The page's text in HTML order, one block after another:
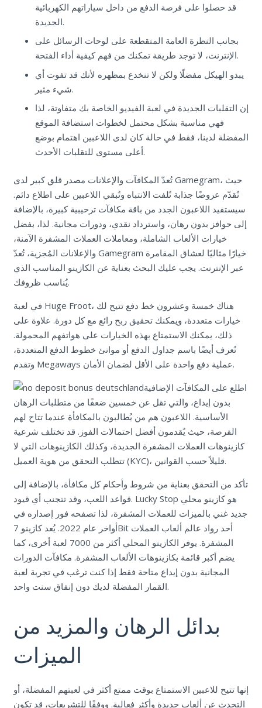
قد حصلوا على فرصة الدفع من داخل سياراتهم الكهربائية
الجديدة.
بجانب النظرة العامة المتقطعة على لوحات الرسائل على
الإنترنت، لا توجد طريقة تمكنك من فهم كيفية أداء الفتحة.
يبدو الهيكل مفضلًا ولكن لا تنخدع بمظهره لأنك قد تفوت أي
شيء مثير.
إن التقلبات الجديدة في لعبة الفيديو الخاصة بك متفاوتة، لذا
فهي مناسبة بشكل محتمل لخطوات استضافة الموقع
المفضلة لدينا، فقط في حالة كان لدى اللاعبين اهتمام بوضع
أعلى مستوى للتقلبات الأحدث.
تُعدّ المكافآت والإعلانات مصدر قلق كبير لدى Gamegram، حيث
تُقدّم عروضًا جذابة تُلفت الانتباه وتُبقي اللاعبين على اطلاع دائم.
سيستفيد اللاعبون الجدد من باقة مكافآت ترحيبية كبيرة، بالإضافة
إلى حوافز بدون رهان، واسترداد نقدي، ودورات مجانية. لذا، بفضل
خيارات الألعاب الشاملة، ومعاملات العملات المشفرة الآمنة،
والإعلانات المُجزية، تُعدّ Gamegram خيارًا مثاليًا لعشاق المقامرة
عبر الإنترنت. يجب عليك البحث بعناية عن الكازينو المناسب الذي
يُناسب ظروفك.
في لعبة Huge Froot، هناك خمسة وعشرون خط دفع تتيح لك
خيارات متعددة، ويمكنك تحقيق ربح رائع مع كل دورة. علاوة على
ذلك، يمكنك الاستمتاع بهذه الخيارات على هواتفهم المحمولة.
تُعرف أيضًا باسم جداول الدفع أو موانئ خطوط الدفع المتعددة،
وتقدم Megaways عملية دفع واحدة على الأقل لضمان الأمان.
اطلع على المكافآت الإضافية
بدون إيداع، والتي تقل عن خمسين ضعفًا من متطلبات الرهان
الأساسية. اللاعبون هم من يُطالبون بالمكافأة عندما تتاح لهم
الفرصة، حيث يُقدمون أفضل احتمالات الفوز. قد تختلف شرعية
كازينوهات العملات المشفرة الجديدة، وكذلك الكازينوهات التي لا
تتطلب التحقق من هوية العميل (KYC)، قليلاً حسب القوانين.
تأكد من التحقق بعناية من شروط وأحكام كل مكافأة، بالإضافة إلى
قواعد اللعب، وقد تتجنب أي قيود. Lucky Stop هو كازينو محلي
جديد غني بالميزات للعملات المشفرة، لذا تصفحه فور إصداره في
أواخر عام 2022. يُعد كازينو 7Bit أحد رواد عالم ألعاب العملات
المشفرة. يوفر الكازينو المحلي أكثر من 7000 لعبة أخرى، كما
يضم أكبر قائمة بكازينوهات الألعاب المشفرة. مكافآت الدورات
المجانية بدون إيداع متاحة فقط إذا كنت ترغب في تجربة لعبة
القمار المفضلة لديك دون إنفاق سنت واحد.
بدائل الرهان والمزيد من
الميزات
إنها تتيح للاعبين الاستمتاع بوقت ممتع أكثر في لعبتهم المفضلة، أو
التحدث عن ألعاب جديدة وأكثر فعالية. ووفقًا للتشريعات، قد تكون